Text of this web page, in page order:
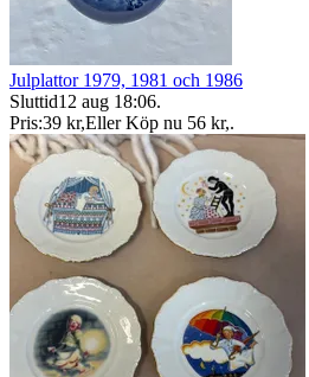
Julplattor 1979, 1981 och 1986
Sluttid12 aug 18:06.
Pris:39 kr,Eller Köp nu 56 kr,.